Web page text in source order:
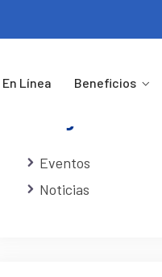
En Línea Beneficios
Eventos
Noticias